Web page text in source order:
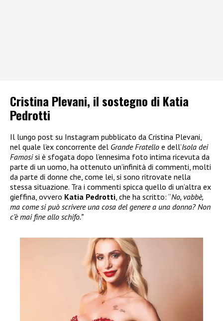
Cristina Plevani, il sostegno di Katia
Pedrotti
Il lungo post su Instagram pubblicato da Cristina Plevani,
nel quale l’ex concorrente del Grande Fratello e dell’Isola dei
Famosisi è sfogata dopo l’ennesima foto intima ricevuta da
parte di un uomo, ha ottenuto un’infinità di commenti, molti
da parte di donne che, come lei, si sono ritrovate nella
stessa situazione. Tra i commenti spicca quello di un’altra ex
gieffina, ovvero Katia Pedrotti, che ha scritto: “No, vabbè,
ma come si può scrivere una cosa del genere a una donna? Non
c’è mai fine allo schifo.”